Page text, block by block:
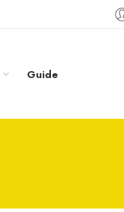
Guide